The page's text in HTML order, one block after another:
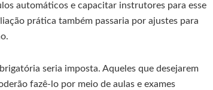
automáticos e capacitar instrutores para esse
prática também passaria por ajustes para
seria imposta. Aqueles que desejarem
fazê-lo por meio de aulas e exames